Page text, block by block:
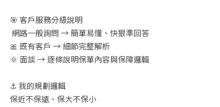
🎯 客戶服務分級說明
網路一般詢問 → 簡單易懂、快狠準回答
🎀 既有客戶 → 細節完整解析
🌞 面談 → 逐條說明保單內容與保障邏輯
⚓ 我的規劃邏輯
保近不保遠、保大不保小